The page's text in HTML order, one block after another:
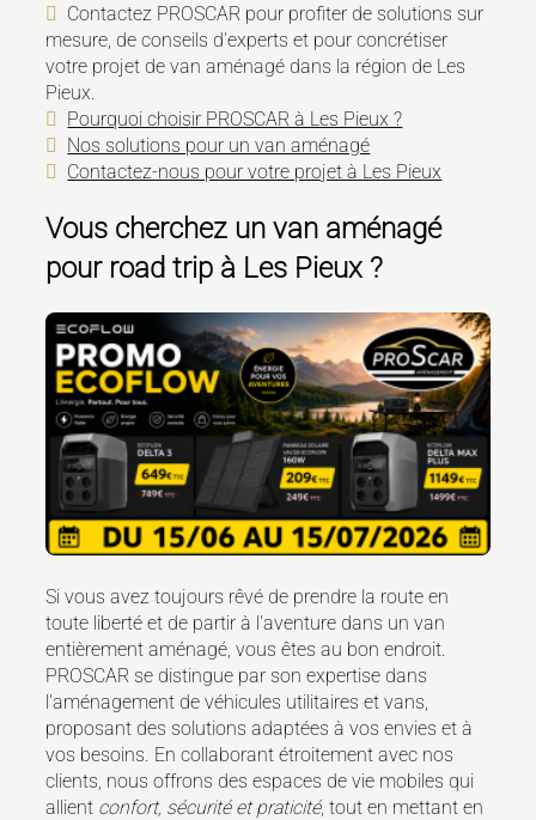
Contactez PROSCAR pour profiter de solutions sur
mesure, de conseils d'experts et pour concrétiser
votre projet de van aménagé dans la région de Les
Pieux.
Pourquoi choisir PROSCAR à Les Pieux ?
Nos solutions pour un van aménagé
Contactez-nous pour votre projet à Les Pieux
Vous cherchez unvan aménagé
pour road trip à Les Pieux ?
Si vous avez toujours rêvé de prendre la route en
toute liberté et de partir à l'aventure dans un van
entièrement aménagé, vous êtes au bon endroit.
PROSCAR se distingue par son expertise dans
l'aménagement de véhicules utilitaires et vans,
proposant des solutions adaptées à vos envies et à
vos besoins. En collaborant étroitement avec nos
clients, nous offrons des espaces de vie mobiles qui
allient confort, sécurité et praticité, tout en mettant en